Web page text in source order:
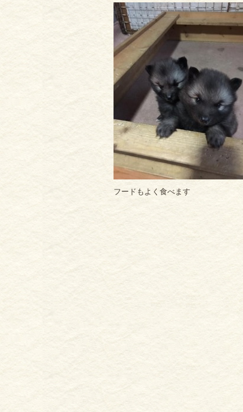
フードもよく食べます